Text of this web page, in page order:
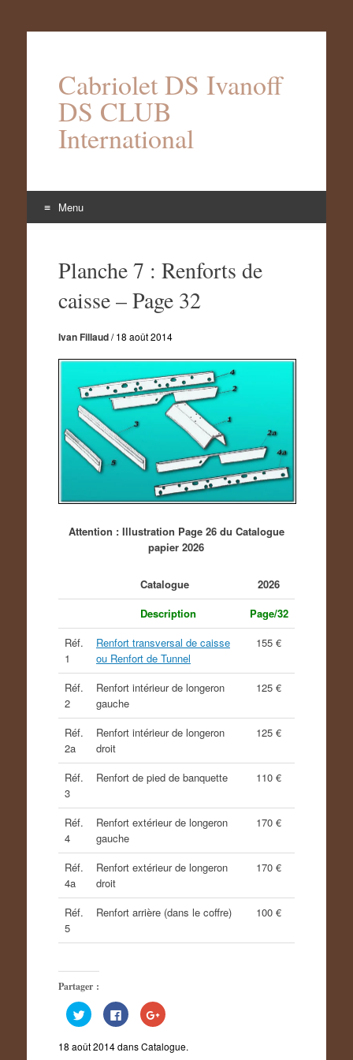
Cabriolet DS Ivanoff
DS CLUB
International
Menu
contenuPlanche 7 : Renforts de
caisse – Page 32
Ivan Fillaud/18 août 2014
Attention : Illustration Page 26 du Catalogue
papier 2026
Catalogue
2026
Description
Page/32
Réf.
1
Renfort transversal de caisse
ou Renfort de Tunnel
155 €
Réf.
2
Renfort intérieur de longeron
gauche
125 €
Réf.
2a
Renfort intérieur de longeron
droit
125 €
Réf.
3
Renfort de pied de banquette 110 €
Réf.
4
Renfort extérieur de longeron
gauche
170 €
Réf.
4a
Renfort extérieur de longeron
droit
170 €
Réf.
5
Renfort arrière (dans le coffre) 100 €
Partager :
C
l
q
u
C
l
u
C
l
q
u
18 août 2014dansCatalogue.